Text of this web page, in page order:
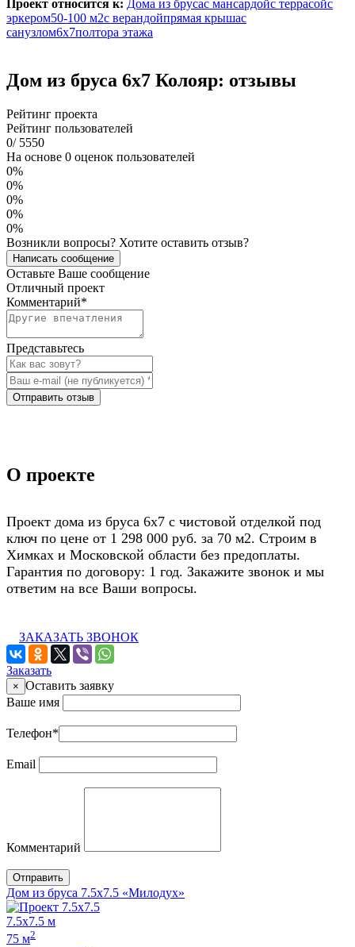
Проект относится к: Дома из брусас мансардойс террасойс
эркером50-100 м2с верандойпрямая крышас
санузлом6х7полтора этажа
Дом из бруса 6х7 Колояр: отзывы
Рейтинг проекта
Рейтинг пользователей
0/5550
На основе 0 оценок пользователей
0%
0%
0%
0%
0%
Возникли вопросы? Хотите оставить отзыв?
Написать сообщение
Оставьте Ваше сообщение
Отличный проект
Комментарий*
Представьтесь
Отправить отзыв
О проекте
Проект дома из бруса 6х7 с чистовой отделкой под
ключ по цене от 1 298 000 руб. за 70 м2. Строим в
Химках и Московской области без предоплаты.
Гарантия по договору: 1 год. Закажите звонок и мы
ответим на все Ваши вопросы.
ЗАКАЗАТЬ ЗВОНОК
Заказать
× Оставить заявку
Ваше имя
Телефон*
Email
Комментарий
Отправить
Дом из бруса 7.5х7.5 «Милодух»
7.5х7.5 м
75 м2